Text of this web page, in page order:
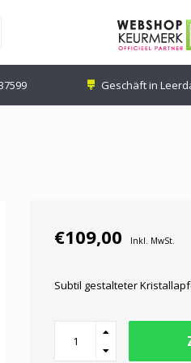
Geschäft in
€109,00 Inkl. MwSt.
Subtil gestalteter